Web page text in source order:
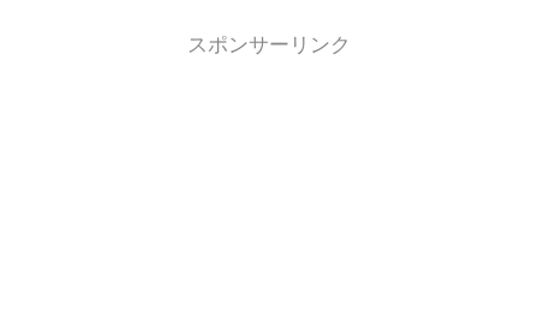
スポンサーリンク